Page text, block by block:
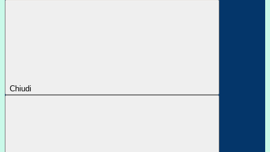
Chiudi